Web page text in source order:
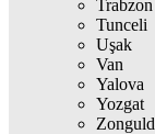
Trabzon
Tunceli
Uşak
Van
Yalova
Yozgat